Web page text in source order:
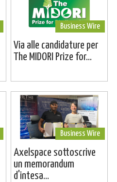
Business Wire
Via alle candidature per
The MIDORI Prize for...
Business Wire
Axelspace sottoscrive
un memorandum
d'intesa...